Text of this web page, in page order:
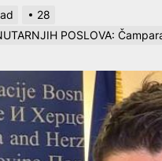
28
POSLOVA: